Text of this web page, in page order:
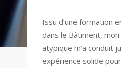
Issu d’une formation
dans le Bâtiment,
atypique m’a conduit
expérience solide